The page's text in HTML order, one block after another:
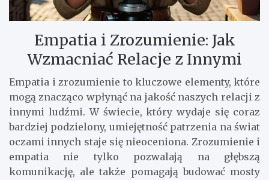
Empatia i Zrozumienie: Jak
Wzmacniać Relacje z Innymi
Empatia i zrozumienie to kluczowe elementy, które
mogą znacząco wpłynąć na jakość naszych relacji z
innymi ludźmi. W świecie, który wydaje się coraz
bardziej podzielony, umiejętność patrzenia na świat
oczami innych staje się nieoceniona. Zrozumienie i
empatia nie tylko pozwalają na głębszą
komunikację, ale także pomagają budować mosty